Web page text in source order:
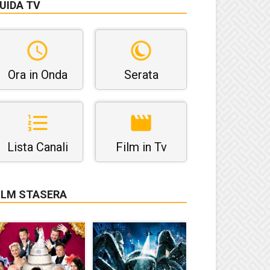
TV
Ora in Onda Serata
Lista Canali Film in Tv
STASERA